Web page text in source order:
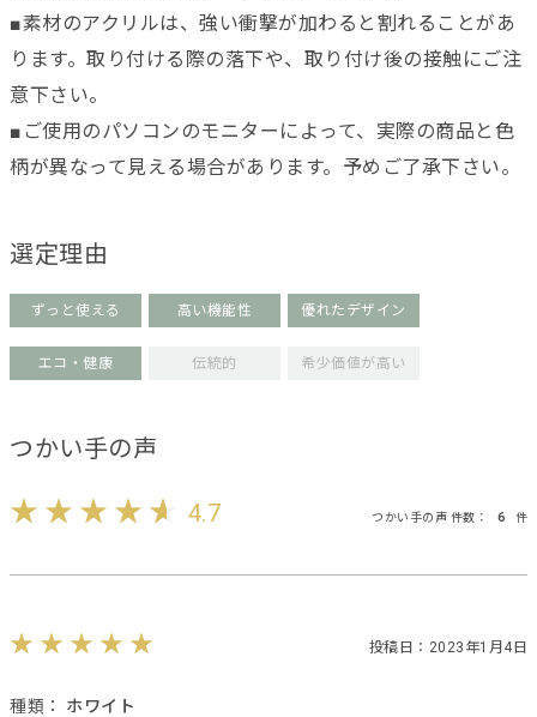
■素材のアクリルは、強い衝撃が加わると割れることがあ
ります。取り付ける際の落下や、取り付け後の接触にご注
意下さい。
■ご使用のパソコンのモニターによって、実際の商品と色
柄が異なって見える場合があります。予めご了承下さい。
選定理由
ずっと使える 高い機能性 優れたデザイン
エコ・健康 伝統的 希少価値が高い
つかい手の声
4.7 つかい手の声 件数： 6 件
投稿日：2023年1月4日
種類： ホワイト